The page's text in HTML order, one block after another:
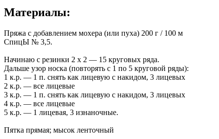
Материалы:
Пряжа с добавлением мохера (или пуха) 200 г / 100 м
СпицЫ № 3,5.
Начинаю с резинки 2 х 2 — 15 круговых ряда.
Дальше узор носка (повторять с 1 по 5 круговой ряды):
1 к.р. — 1 п. снять как лицевую с накидом, 3 лицевых
2 к.р. — все лицевые
3 к.р. — 1 п. снять как лицевую с накидом, 3 лицевых
4 к.р. — все лицевые
5 к.р. — 1 лицевая, 3 изнаночные.
Пятка прямая; мысок ленточный